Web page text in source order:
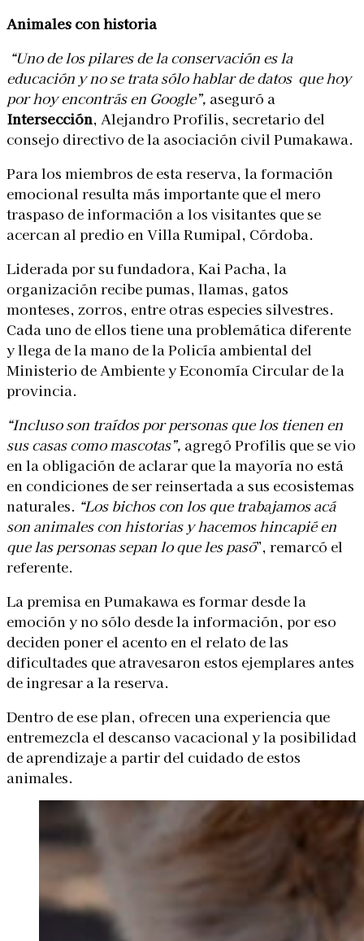
Animales con historia
“Uno de los pilares de la conservación es la
educación y no se trata sólo hablar de datos que hoy
por hoy encontrás en Google”, aseguró a
Intersección, Alejandro Profilis, secretario del
consejo directivo de la asociación civil Pumakawa.
Para los miembros de esta reserva, la formación
emocional resulta más importante que el mero
traspaso de información a los visitantes que se
acercan al predio en Villa Rumipal, Córdoba.
Liderada por su fundadora, Kai Pacha, la
organización recibe pumas, llamas, gatos
monteses, zorros, entre otras especies silvestres.
Cada uno de ellos tiene una problemática diferente
y llega de la mano de la Policía ambiental del
Ministerio de Ambiente y Economía Circular de la
provincia.
“Incluso son traídos por personas que los tienen en
sus casas como mascotas”, agregó Profilis que se vio
en la obligación de aclarar que la mayoría no está
en condiciones de ser reinsertada a sus ecosistemas
naturales. “Los bichos con los que trabajamos acá
son animales con historias y hacemos hincapié en
que las personas sepan lo que les pasó”, remarcó el
referente.
La premisa en Pumakawa es formar desde la
emoción y no sólo desde la información, por eso
deciden poner el acento en el relato de las
dificultades que atravesaron estos ejemplares antes
de ingresar a la reserva.
Dentro de ese plan, ofrecen una experiencia que
entremezcla el descanso vacacional y la posibilidad
de aprendizaje a partir del cuidado de estos
animales.